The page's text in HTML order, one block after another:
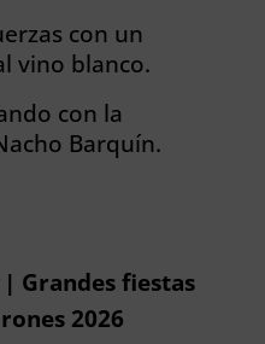
con un
vino blanco.
con la
Barquín.
Grandes fiestas
2026